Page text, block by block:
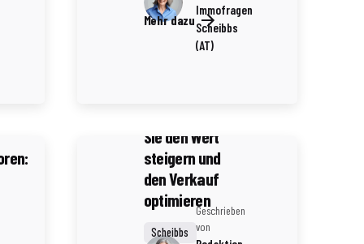
Immofragen
Scheibbs
(AT)
Mehr dazu
Geschrieben
von
3 Minuten Lesezeit
Sie den Wert
steigern und
den Verkauf
optimieren
Scheibbs